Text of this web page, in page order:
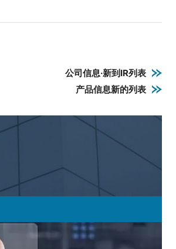
公司信息·新到IR列表
产品信息新的列表